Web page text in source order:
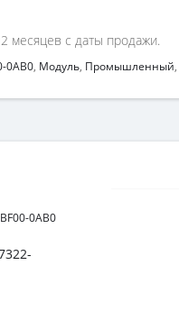
месяцев с даты продажи.
0АВ0, Модуль, Промышленный,